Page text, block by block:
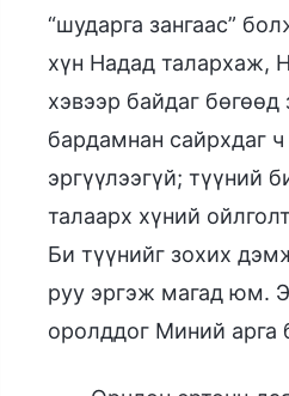
“шударга зангаас”
хүн Надад талархаж,
хэвээр байдаг бөгөөд
бардамнан сайрхдаг
эргүүлээгүй; түүний
талаарх хүний
Би түүнийг зохих
руу эргэж магад юм.
оролддог Миний арга